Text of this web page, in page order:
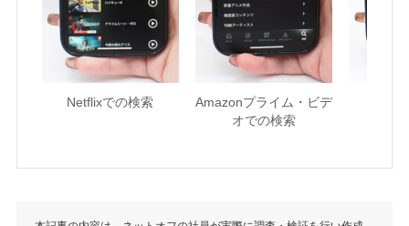
Netflixでの検索
Amazonプライム・ビデ
オでの検索